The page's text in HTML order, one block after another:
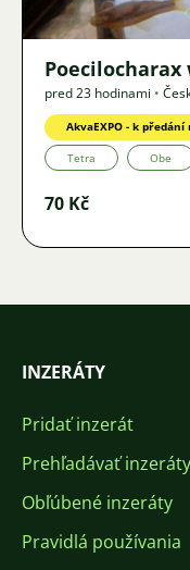
pred 23 hodinami •
AkvaEXPO - k
Tetra Obe
70 Kč
INZERÁTY
Pridať inzerát
Prehľadávať inzeráty
Obľúbené inzeráty
Pravidlá používania